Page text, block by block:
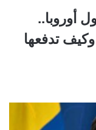
أوروبا..
تدفعها